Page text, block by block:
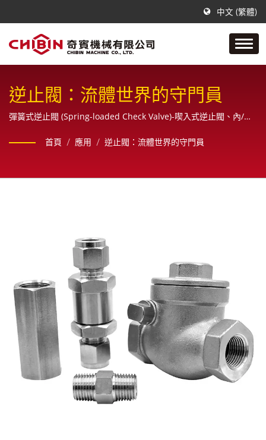
中文 (繁體)
逆止閥：流體世界的守門員
彈簧式逆止閥 (Spring-loaded Check Valve)-喫入式逆止閥、內/外
首頁 / 應用 / 逆止閥：流體世界的守門員